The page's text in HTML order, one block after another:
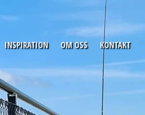
INSPIRATION OM OSS KONTAKT